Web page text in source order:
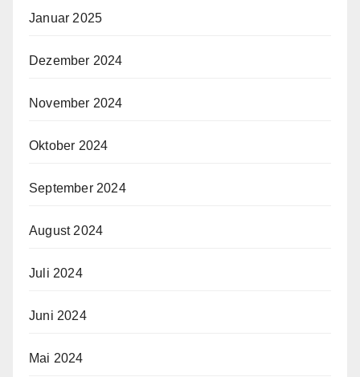
Januar 2025
Dezember 2024
November 2024
Oktober 2024
September 2024
August 2024
Juli 2024
Juni 2024
Mai 2024